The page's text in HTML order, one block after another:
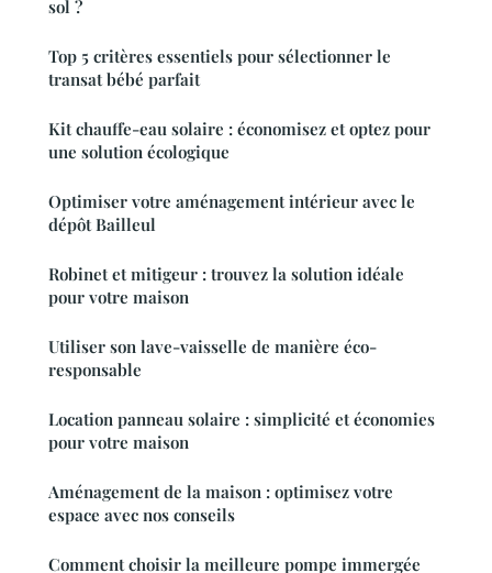
sol ?
Top 5 critères essentiels pour sélectionner le
transat bébé parfait
Kit chauffe-eau solaire : économisez et optez pour
une solution écologique
Optimiser votre aménagement intérieur avec le
dépôt Bailleul
Robinet et mitigeur : trouvez la solution idéale
pour votre maison
Utiliser son lave-vaisselle de manière éco-
responsable
Location panneau solaire : simplicité et économies
pour votre maison
Aménagement de la maison : optimisez votre
espace avec nos conseils
Comment choisir la meilleure pompe immergée